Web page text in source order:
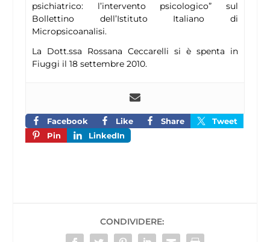
psichiatrico: l’intervento psicologico” sul
Bollettino dell’Istituto Italiano di
Micropsicoanalisi.
La Dott.ssa Rossana Ceccarelli si è spenta in
Fiuggi il 18 settembre 2010.
Facebook Like Share
Tweet
Pin
LinkedIn
CONDIVIDERE: